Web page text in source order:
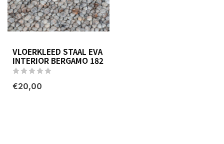
VLOERKLEED STAAL EVA
INTERIOR BERGAMO 182
€20,00